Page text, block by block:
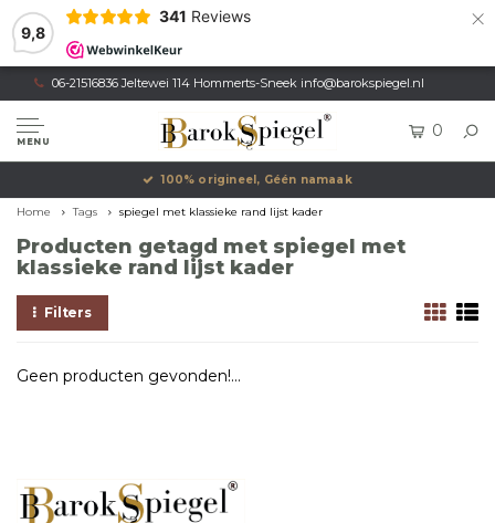
9,8
341 Reviews ×
06-21516836 Jeltewei 114 Hommerts-Sneek info@barokspiegel.nl
MENU
0
100% origineel, Géén namaak
Home Tags spiegel met klassieke rand lijst kader
Producten getagd met spiegel met
klassieke rand lijst kader
Filters
Geen producten gevonden!...